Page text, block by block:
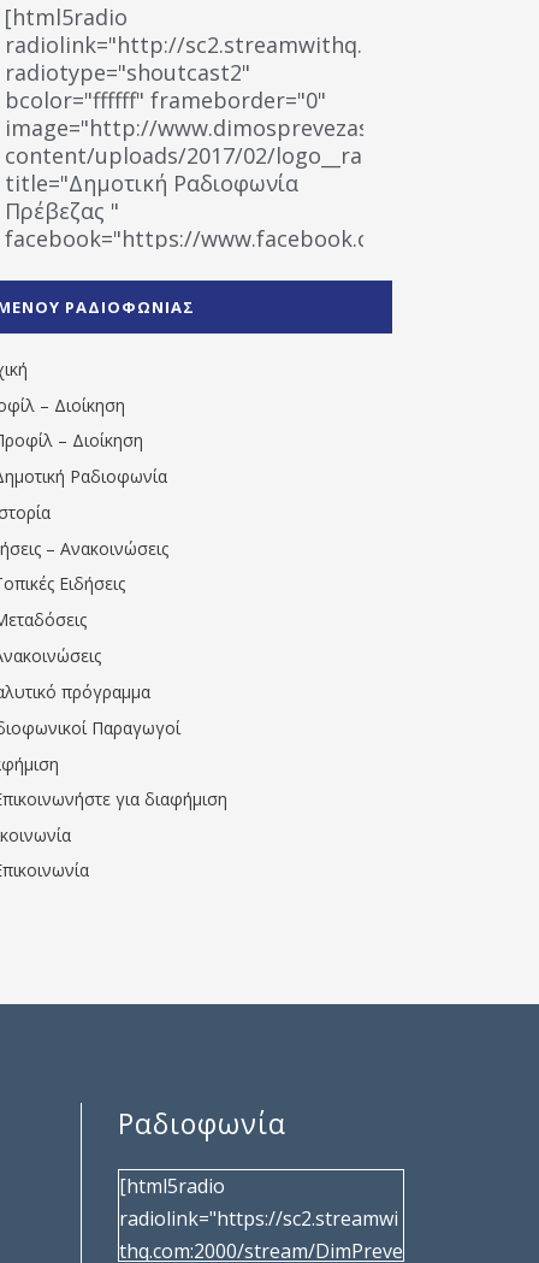
[html5radio
radiolink="http://sc2.streamwithq.com:8028/
radiotype="shoutcast2"
bcolor="ffffff" frameborder="0"
image="http://www.dimosprevezas.gr/wp-
content/uploads/2017/02/logo__radiofonias.jpg"
title="Δημοτική Ραδιοφωνία
Πρέβεζας "
facebook="https://www.facebook.com/
1531194763766854/" artist="" ]
ΡΑΔΙΟΦΩΝΙΑΣ
– Διοίκηση
– Διοίκηση
Ραδιοφωνία
– Ανακοινώσεις
Ειδήσεις
πρόγραμμα
Παραγωγοί
για διαφήμιση
Ραδιοφωνία
[html5radio
radiolink="https://sc2.streamwi
thq.com:2000/stream/DimPreve